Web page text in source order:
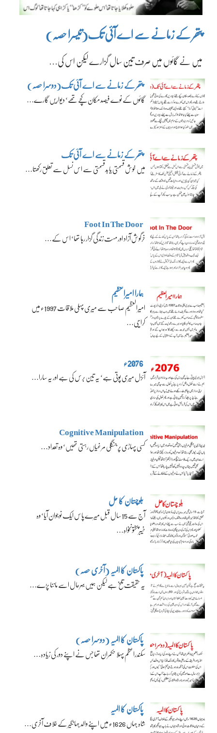
پتھر کے زمانے سے اے آئی تک(تیسرا حصہ)
میں نے گائوں میں صرف تین سال گزارے لیکن اس کی…
پتھر کے زمانے سے اے آئی تک(دوسرا حصہ)
گائوں کے نوے فیصد مکان کچے تھے‘ دیواریں گارے…
پتھر کے زمانے سے اے آئی تک
میں خوش قسمتی یا بدقسمتی سے اس نسل سے تعلق رکھتا…
Foot In The Door
خرگوش آزاد اور مست زندگی گزار رہا تھا‘ اس کے…
ہمارا امیرالعظیم
امیرالعظیم صاحب سے میری پہلی ملاقات 1997ء میں
کراچی…
2076ء
آئزل میری پوتی ہے‘ یہ تین برس کی ہے اور یہ سارا…
Cognitive Manipulation
کسی پہاڑی پر جنگلی مرغیاں رہتی تھیں‘ وہ تعداد…
بلوچستان کا حل
آج سے 15 سال قبل میرے پاس ایک نوجوان آیا‘ وہ
خیبرپختونخواہ…
پاکستان کا المیہ (آخری حصہ)
یہ حقیقت تلخ ہے لیکن ہمیں بہرحال اسے ماننا پڑے…
پاکستان کا المیہ (دوسرا حصہ)
سکندراعظم پہلا حکمران تھا جس نے اپنے دور کی زیادہ…
پاکستان کا المیہ
شاہ جہاں 1626ء میں اپنے والد جہانگیر کے خلاف آخری…